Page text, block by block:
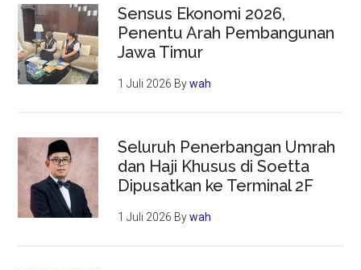
Sensus Ekonomi 2026,
Penentu Arah Pembangunan
Jawa Timur
1 Juli 2026 Bywah
Seluruh Penerbangan Umrah
dan Haji Khusus di Soetta
Dipusatkan ke Terminal 2F
1 Juli 2026 Bywah